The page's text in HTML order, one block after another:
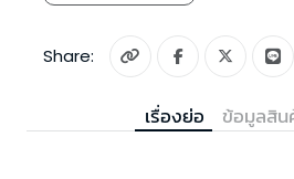
Share:
เรื่องย่อ ข้อมูลสิน